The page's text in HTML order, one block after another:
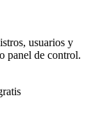
usuarios y
panel de control.